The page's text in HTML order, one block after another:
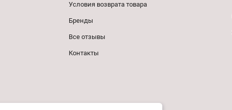
Условия возврата товара
Бренды
Все отзывы
Контакты